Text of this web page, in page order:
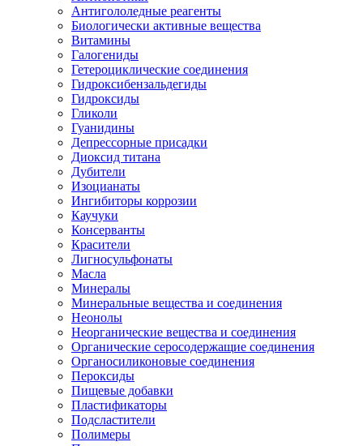
Антигололедные реагенты
Биологически активные вещества
Витамины
Галогениды
Гетероциклические соединения
Гидроксибензальдегиды
Гидроксиды
Гликоли
Гуанидины
Депрессорные присадки
Диоксид титана
Дубители
Изоцианаты
Ингибиторы коррозии
Каучуки
Консерванты
Красители
Лигносульфонаты
Масла
Минералы
Минеральные вещества и соединения
Неонолы
Неорганические вещества и соединения
Органические серосодержащие соединения
Органосиликоновые соединения
Пероксиды
Пищевые добавки
Пластификаторы
Подсластители
Полимеры